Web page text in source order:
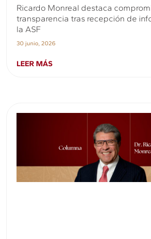
Ricardo Monreal destaca
transparencia tras recepción de
la ASF
30 junio, 2026
LEER MÁS